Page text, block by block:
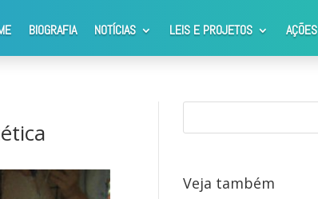
BIOGRAFIA NOTÍCIAS LEIS E PROJETOS AÇÕES
da área de estética
Veja também